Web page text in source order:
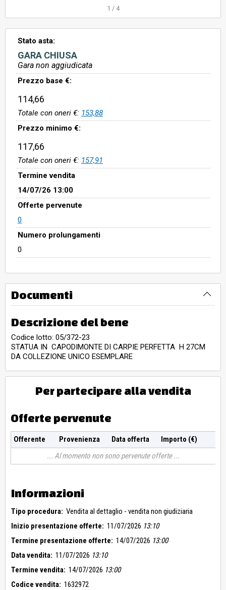
1 / 4
Stato asta:
GARA CHIUSA
Gara non aggiudicata
Prezzo base €:
114,66
Totale con oneri €: 153,88
Prezzo minimo €:
117,66
Totale con oneri €: 157,91
Termine vendita
14/07/26 13:00
Offerte pervenute
0
Numero prolungamenti
0
Documenti
Descrizione del bene
Codice lotto: 05/372-23
STATUA IN CAPODIMONTE DI CARPIE PERFETTA H 27CM
DA COLLEZIONE UNICO ESEMPLARE
Per partecipare alla vendita
Offerte pervenute
Offerente Provenienza Data offerta
Importo (€)
Al momento non sono pervenute offerte
Informazioni
Tipo procedura: Vendita al dettaglio - vendita non giudiziaria
Inizio presentazione offerte: 11/07/2026 13:10
Termine presentazione offerte: 14/07/2026 13:00
Data vendita: 11/07/2026 13:10
Termine vendita: 14/07/2026 13:00
Codice vendita: 1632972